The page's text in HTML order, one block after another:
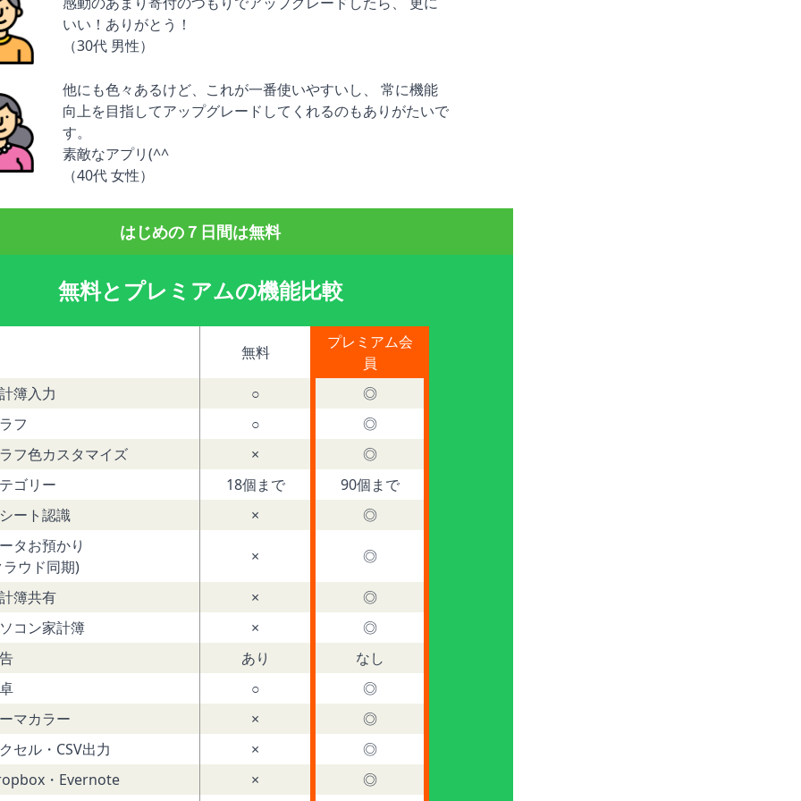
いい！ありがとう！
（30代 男性）
他にも色々あるけど、これが一番使いやすいし、 常に機能
向上を目指してアップグレードしてくれるのもありがたいで
す。
素敵なアプリ(^^
（40代 女性）
はじめの７日間は無料
無料とプレミアムの機能比較
無料
プレミアム会
員
簿入力
○
◎
フ
○
◎
フ色カスタマイズ
×
◎
ゴリー
18個まで
90個まで
ート認識
×
◎
タお預かり
ラウド同期)
× ◎
簿共有 ×
◎
コン家計簿
×
◎
あり
なし
○
◎
マカラー
×
◎
セル・CSV出力
×
◎
・Evernote
×
◎